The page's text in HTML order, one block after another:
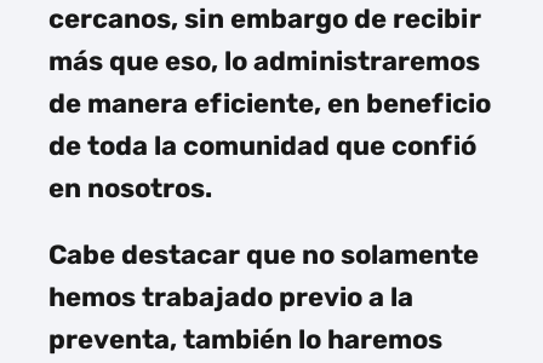
cercanos, sin embargo de recibir
más que eso, lo administraremos
de manera eficiente, en beneficio
de toda la comunidad que confió
en nosotros.
Cabe destacar que no solamente
hemos trabajado previo a la
preventa, también lo haremos